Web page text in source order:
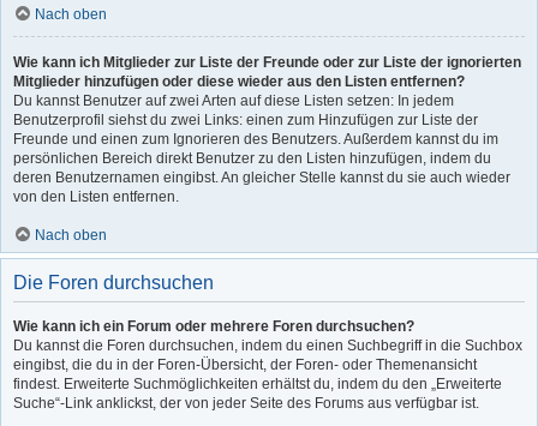
Nach oben
Wie kann ich Mitglieder zur Liste der Freunde oder zur Liste der ignorierten
Mitglieder hinzufügen oder diese wieder aus den Listen entfernen?
Du kannst Benutzer auf zwei Arten auf diese Listen setzen: In jedem
Benutzerprofil siehst du zwei Links: einen zum Hinzufügen zur Liste der
Freunde und einen zum Ignorieren des Benutzers. Außerdem kannst du im
persönlichen Bereich direkt Benutzer zu den Listen hinzufügen, indem du
deren Benutzernamen eingibst. An gleicher Stelle kannst du sie auch wieder
von den Listen entfernen.
Nach oben
Die Foren durchsuchen
Wie kann ich ein Forum oder mehrere Foren durchsuchen?
Du kannst die Foren durchsuchen, indem du einen Suchbegriff in die Suchbox
eingibst, die du in der Foren-Übersicht, der Foren- oder Themenansicht
findest. Erweiterte Suchmöglichkeiten erhältst du, indem du den „Erweiterte
Suche“-Link anklickst, der von jeder Seite des Forums aus verfügbar ist.